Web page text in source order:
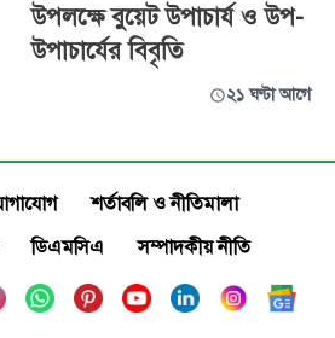
উপলক্ষে বুয়েট উপাচার্য ও উপ-
উপাচার্যের বিবৃতি
২১ ঘণ্টা আগে
শর্তাবলি ও নীতিমালা
ডিএমসিএ সম্পাদকীয় নীতি